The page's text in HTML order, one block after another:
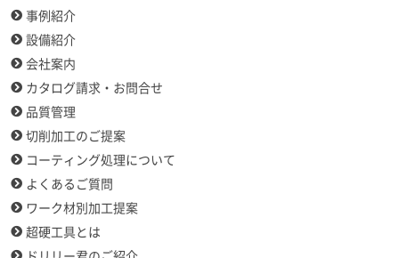
事例紹介
設備紹介
会社案内
カタログ請求・お問合せ
品質管理
切削加工のご提案
コーティング処理について
よくあるご質問
ワーク材別加工提案
超硬工具とは